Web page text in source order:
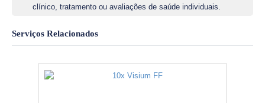
clínico, tratamento ou avaliações de saúde individuais.
Serviços Relacionados